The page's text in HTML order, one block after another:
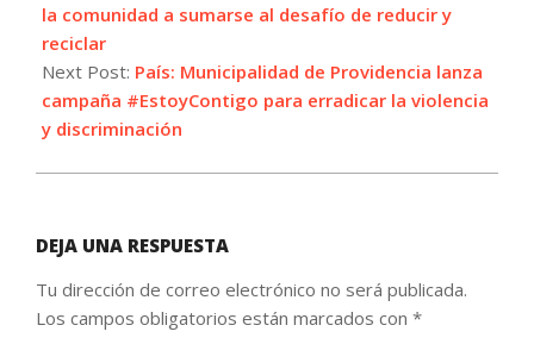
25
la comunidad a sumarse al desafío de reducir y
reciclar
Next Post: País: Municipalidad de Providencia lanza
campaña #EstoyContigo para erradicar la violencia
y discriminación
DEJA UNA RESPUESTA
Tu dirección de correo electrónico no será publicada.
Los campos obligatorios están marcados con *